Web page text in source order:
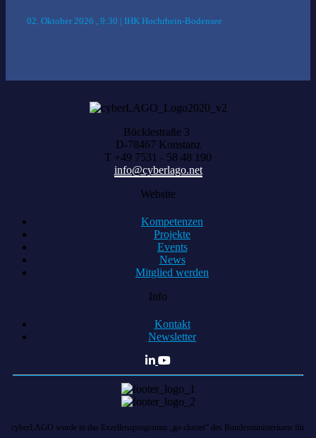
02. Oktober 2026 , 9:30 | IHK Hochrhein-Bodensee
Bücklestraße 3
D-78467 Konstanz
T +49 7531 - 58 48 190
info@cyberlago.net
Website
Kompetenzen
Projekte
Events
News
Mitglied werden
Info
Kontakt
Newsletter
cyberLAGO wurde in das Exzellenzprogramm „go cluster“ des Bundesministeriums für